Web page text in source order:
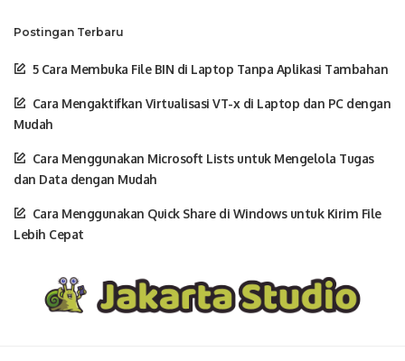
Postingan Terbaru
5 Cara Membuka File BIN di Laptop Tanpa Aplikasi Tambahan
Cara Mengaktifkan Virtualisasi VT-x di Laptop dan PC dengan
Mudah
Cara Menggunakan Microsoft Lists untuk Mengelola Tugas
dan Data dengan Mudah
Cara Menggunakan Quick Share di Windows untuk Kirim File
Lebih Cepat